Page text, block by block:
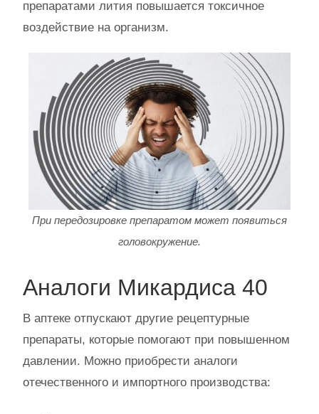
препаратами лития повышается токсичное
воздействие на организм.
При передозировке препаратом может появиться
головокружение.
Аналоги Микардиса 40
В аптеке отпускают другие рецептурные
препараты, которые помогают при повышенном
давлении. Можно приобрести аналоги
отечественного и импортного производства: